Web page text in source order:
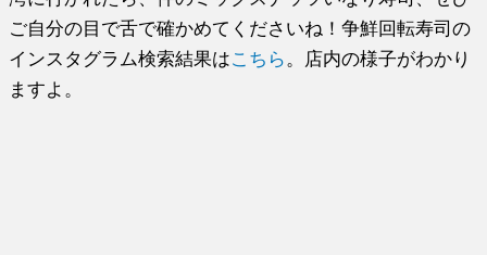
ご自分の目で舌で確かめてくださいね！争鮮回転寿司の
インスタグラム検索結果はこちら 。店内の様子がわかり
ますよ。